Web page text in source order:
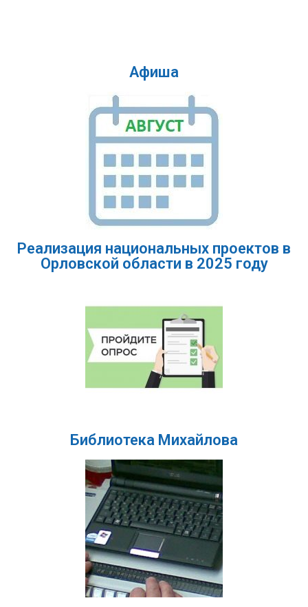
Афиша
Реализация национальных проектов в
Орловской области в 2025 году
Библиотека Михайлова